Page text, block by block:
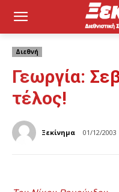
Διεθνή
Γεωργία:
τέλος!
Ξεκίνημα 01/12/2003